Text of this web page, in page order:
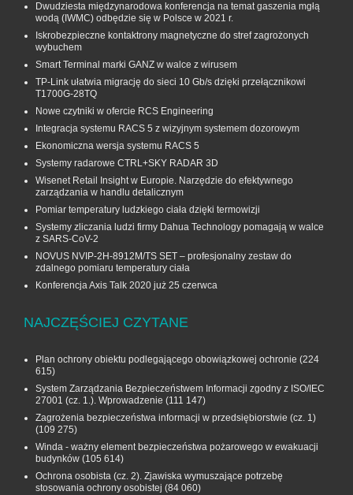
Dwudziesta międzynarodowa konferencja na temat gaszenia mgłą
wodą (IWMC) odbędzie się w Polsce w 2021 r.
Iskrobezpieczne kontaktrony magnetyczne do stref zagrożonych
wybuchem
Smart Terminal marki GANZ w walce z wirusem
TP-Link ułatwia migrację do sieci 10 Gb/s dzięki przełącznikowi
T1700G‑28TQ
Nowe czytniki w ofercie RCS Engineering
Integracja systemu RACS 5 z wizyjnym systemem dozorowym
Ekonomiczna wersja systemu RACS 5
Systemy radarowe CTRL+SKY RADAR 3D
Wisenet Retail Insight w Europie. Narzędzie do efektywnego
zarządzania w handlu detalicznym
Pomiar temperatury ludzkiego ciała dzięki termowizji
Systemy zliczania ludzi firmy Dahua Technology pomagają w walce
z SARS-CoV-2
NOVUS NVIP-2H-8912M/TS SET – profesjonalny zestaw do
zdalnego pomiaru temperatury ciała
Konferencja Axis Talk 2020 już 25 czerwca
NAJCZĘŚCIEJ CZYTANE
Plan ochrony obiektu podlegającego obowiązkowej ochronie (224
615)
System Zarządzania Bezpieczeństwem Informacji zgodny z ISO/IEC
27001 (cz. 1.). Wprowadzenie (111 147)
Zagrożenia bezpieczeństwa informacji w przedsiębiorstwie (cz. 1)
(109 275)
Winda - ważny element bezpieczeństwa pożarowego w ewakuacji
budynków (105 614)
Ochrona osobista (cz. 2). Zjawiska wymuszające potrzebę
stosowania ochrony osobistej (84 060)